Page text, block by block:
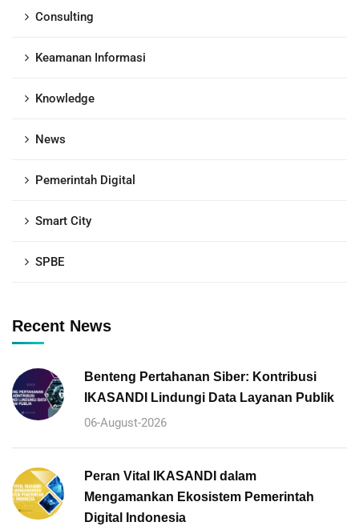
Consulting
Keamanan Informasi
Knowledge
News
Pemerintah Digital
Smart City
SPBE
Recent News
Benteng Pertahanan Siber: Kontribusi
IKASANDI Lindungi Data Layanan Publik
06-August-2026
Peran Vital IKASANDI dalam
Mengamankan Ekosistem Pemerintah
Digital Indonesia